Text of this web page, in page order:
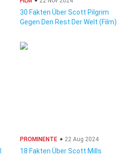
30 Fakten Über Scott Pilgrim
Gegen Den Rest Der Welt (Film)
PROMINENTE 22 Aug 2024
18 Fakten Über Scott Mills